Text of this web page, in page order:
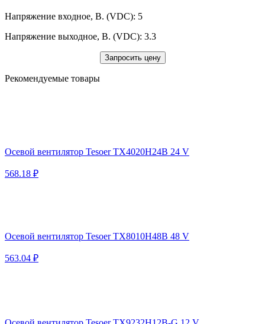
Напряжение входное, В. (VDC): 5
Напряжение выходное, В. (VDC): 3.3
Запросить цену
Рекомендуемые товары
Осевой вентилятор Tesoer TX4020H24B 24 V
568.18 ₽
Осевой вентилятор Tesoer TX8010H48B 48 V
563.04 ₽